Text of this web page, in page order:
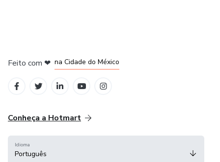
Feito com ❤ na Cidade do México
Conheça a Hotmart
Idioma
Português